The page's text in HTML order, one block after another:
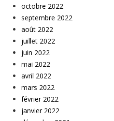
octobre 2022
septembre 2022
août 2022
juillet 2022
juin 2022
mai 2022
avril 2022
mars 2022
février 2022
janvier 2022